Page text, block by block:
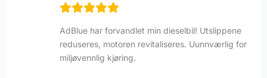
AdBlue har forvandlet min dieselbil! Utslippene
reduseres, motoren revitaliseres. Uunnværlig for
miljøvennlig kjøring.